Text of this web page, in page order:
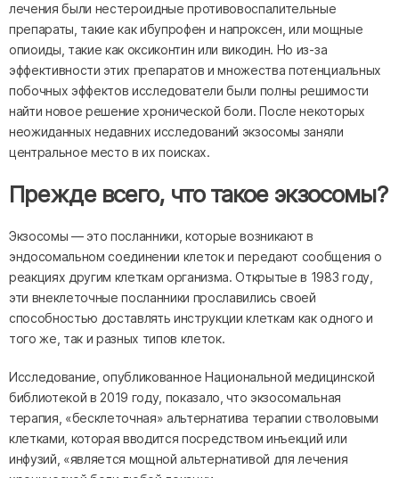
лечения были нестероидные противовоспалительные
препараты, такие как ибупрофен и напроксен, или мощные
опиоиды, такие как оксиконтин или викодин. Но из-за
эффективности этих препаратов и множества потенциальных
побочных эффектов исследователи были полны решимости
найти новое решение хронической боли. После некоторых
неожиданных недавних исследований экзосомы заняли
центральное место в их поисках.
Прежде всего, что такое экзосомы?
Экзосомы — это посланники, которые возникают в
эндосомальном соединении клеток и передают сообщения о
реакциях другим клеткам организма. Открытые в 1983 году,
эти внеклеточные посланники прославились своей
способностью доставлять инструкции клеткам как одного и
того же, так и разных типов клеток.
Исследование, опубликованное Национальной медицинской
библиотекой в ​​2019 году, показало, что экзосомальная
терапия, «бесклеточная» альтернатива терапии стволовыми
клетками, которая вводится посредством инъекций или
инфузий, «является мощной альтернативой для лечения